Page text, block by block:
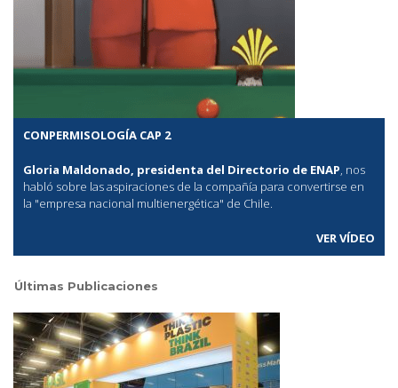
CONPERMISOLOGÍA CAP 2
Gloria Maldonado, presidenta del Directorio de ENAP , nos
habló sobre las aspiraciones de la compañía para convertirse en
la "empresa nacional multienergética" de Chile.
VER VÍDEO
Últimas Publicaciones